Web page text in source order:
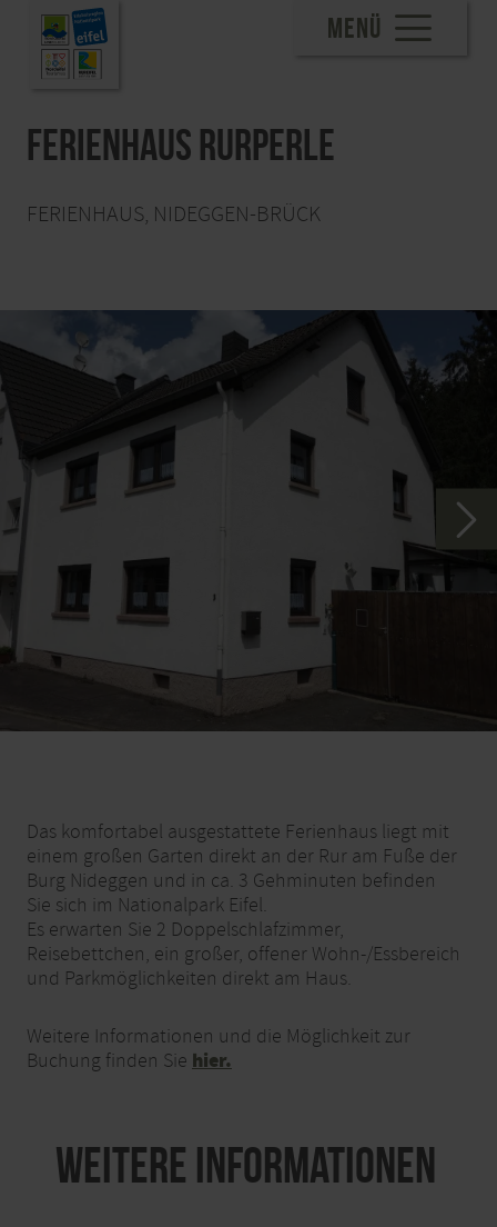
MENÜ
Ferienhaus Rurperle
FERIENHAUS, NIDEGGEN-BRÜCK
Das komfortabel ausgestattete Ferienhaus liegt mit
einem großen Garten direkt an der Rur am Fuße der
Burg Nideggen und in ca. 3 Gehminuten befinden
Sie sich im Nationalpark Eifel.
Es erwarten Sie 2 Doppelschlafzimmer,
Reisebettchen, ein großer, offener Wohn-/Essbereich
und Parkmöglichkeiten direkt am Haus.
Weitere Informationen und die Möglichkeit zur
Buchung finden Sie hier.
Weitere Informationen